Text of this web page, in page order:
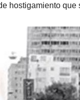
hostigamiento